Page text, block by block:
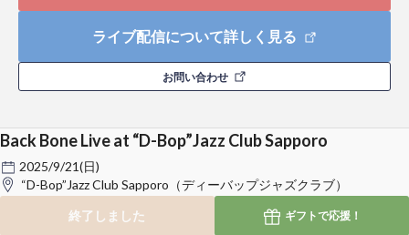
ライブ配信について詳しく見る
お問い合わせ
Back Bone Live at “D-Bop”Jazz Club Sapporo
2025/9/21(日)
“D-Bop”Jazz Club Sapporo（ディーバップジャズクラブ）
終了しました
ギフトで応援！